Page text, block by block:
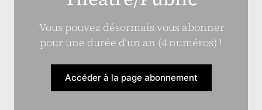
Vous pouvez désormais vous abonner
pour une durée d’un an (4 numéros) !
Accéder à la page abonnement